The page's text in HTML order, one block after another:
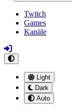
Twitch
Games
Kanäle
Light
Dark
Auto